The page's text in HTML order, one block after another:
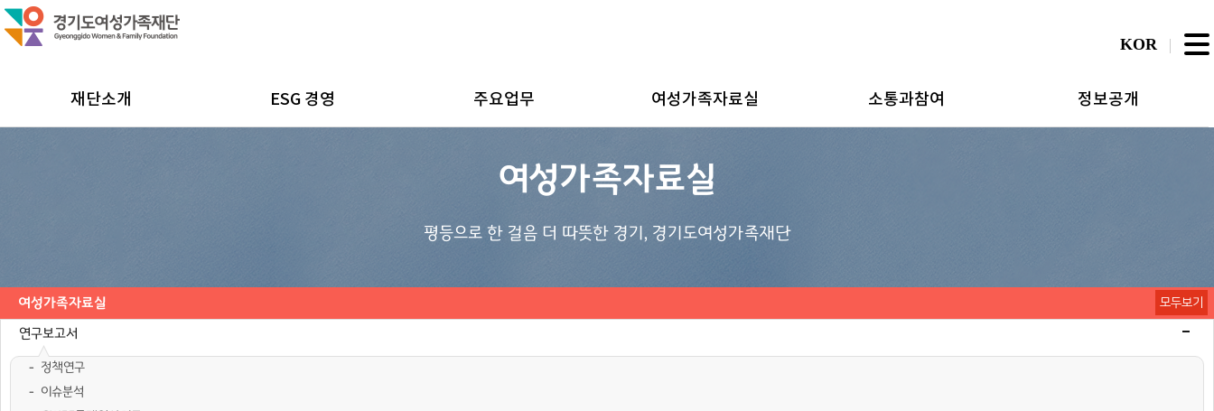
재단소개 ESG 경영 주요업무 여성가족자료실 소통과참여 정보공개
KOR
여성가족자료실
평등으로 한 걸음 더 따뜻한 경기, 경기도여성가족재단
여성가족자료실
연구보고서
정책연구
이슈분석
모두보기